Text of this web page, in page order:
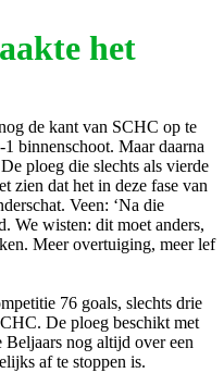
het
de kant van SCHC op te
binnenschoot. Maar daarna
ploeg die slechts als vierde
zien dat het in deze fase van
Veen: ‘Na die
We wisten: dit moet anders,
Meer overtuiging, meer lef
76 goals, slechts drie
De ploeg beschikt met
nog altijd over een
af te stoppen is.